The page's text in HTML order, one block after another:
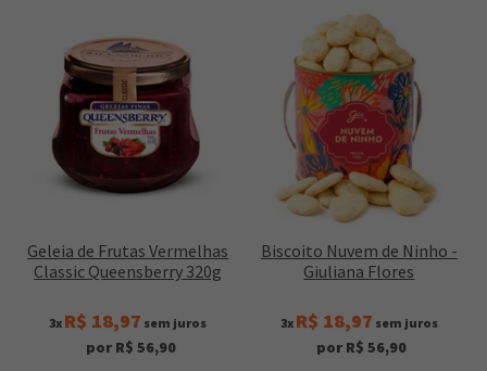
Geleia de Frutas Vermelhas
Classic Queensberry 320g
3x R$ 18,97 sem juros
por R$ 56,90
Biscoito Nuvem de Ninho -
Giuliana Flores
3x R$ 18,97 sem juros
por R$ 56,90